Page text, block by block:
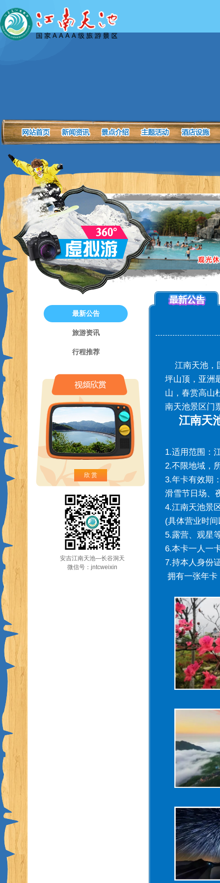
最新公告
旅游资讯
行程推荐
欣 赏
安吉江南天池—长谷洞天
微信号：jntcweixin
江南天池，
坪山顶，亚洲
山，春赏高山
南天池景区门
江南天
1.适用范围：
2.不限地域，
3.年卡有效期
滑雪节日场、
4.江南天池景
(具体营业时
5.露营、观星
6.本卡一人一
7.持本人身份
拥有一张年